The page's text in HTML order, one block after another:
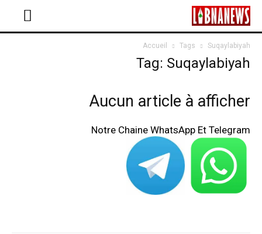
Accueil Tags Suqaylabiyah
Tag: Suqaylabiyah
Aucun article à afficher
Notre Chaine WhatsApp Et Telegram